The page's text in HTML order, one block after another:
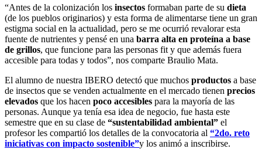
“Antes de la colonización los insectos formaban parte de su dieta
(de los pueblos originarios) y esta forma de alimentarse tiene un gran
estigma social en la actualidad, pero se me ocurrió revalorar esta
fuente de nutrientes y pensé en una barra alta en proteína a base
de grillos, que funcione para las personas fit y que además fuera
accesible para todas y todos”, nos comparte Braulio Mata.
El alumno de nuestra IBERO detectó que muchos productos a base
de insectos que se venden actualmente en el mercado tienen precios
elevados que los hacen poco accesibles para la mayoría de las
personas. Aunque ya tenía esa idea de negocio, fue hasta este
semestre que en su clase de “sustentabilidad ambiental” el
profesor les compartió los detalles de la convocatoria al “2do. reto
iniciativas con impacto sostenible”y los animó a inscribirse.